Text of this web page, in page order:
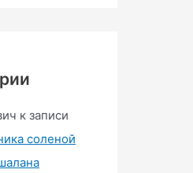
к записи
соленой